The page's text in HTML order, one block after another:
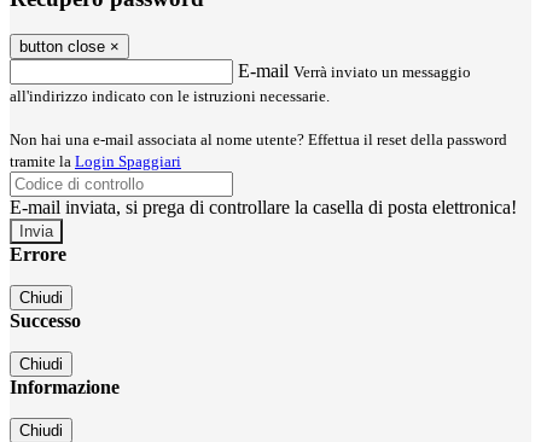
button close ×
E-mail Verrà inviato un messaggio
all'indirizzo indicato con le istruzioni necessarie.
Non hai una e-mail associata al nome utente? Effettua il reset della password
tramite la Login Spaggiari
E-mail inviata, si prega di controllare la casella di posta elettronica!
Errore
Chiudi
Successo
Chiudi
Informazione
Chiudi